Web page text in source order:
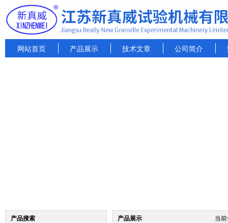
网站首页 产品展示 技术文章 公司简介
产品搜索 产品展示 当